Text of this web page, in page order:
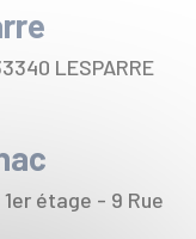
LESPARRE
étage - 9 Rue